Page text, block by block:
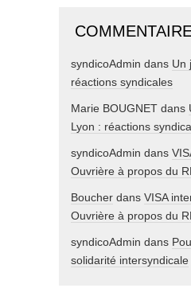
syndicoAdmin dans Un
réactions syndicales
Marie BOUGNET dans
Lyon : réactions
syndicoAdmin dans
Ouvrière à propos du
Boucher dans VISA
Ouvrière à propos du
syndicoAdmin dans
solidarité intersyndicale